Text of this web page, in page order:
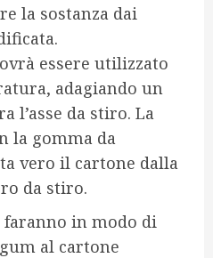
la sostanza dai
essere utilizzato
adagiando un
l’asse da stiro. La
la gomma da
vero il cartone dalla
da stiro.
faranno in modo di
al cartone